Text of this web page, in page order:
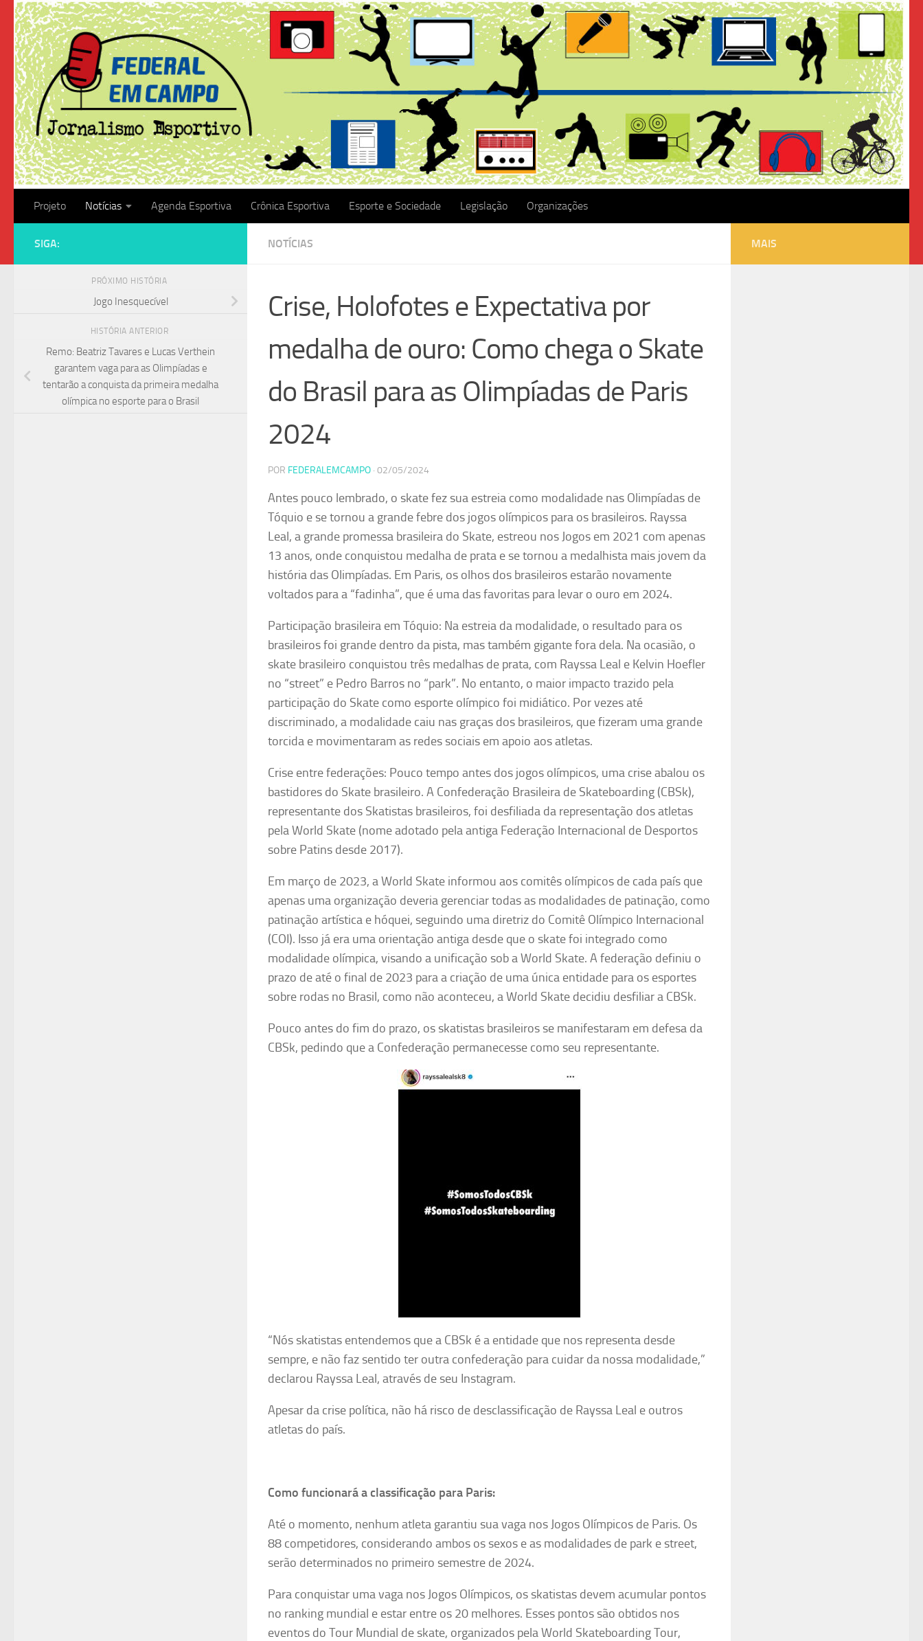
Skip to content
Projeto Notícias Agenda Esportiva Crônica Esportiva Esporte e Sociedade Legislação Organizações
NOTÍCIAS
Crise, Holofotes e Expectativa por
medalha de ouro: Como chega o Skate
do Brasil para as Olimpíadas de Paris
2024
POR FEDERALEMCAMPO · 02/05/2024
Antes pouco lembrado, o skate fez sua estreia como modalidade nas Olimpíadas de
Tóquio e se tornou a grande febre dos jogos olímpicos para os brasileiros. Rayssa
Leal, a grande promessa brasileira do Skate, estreou nos Jogos em 2021 com apenas
13 anos, onde conquistou medalha de prata e se tornou a medalhista mais jovem da
história das Olimpíadas. Em Paris, os olhos dos brasileiros estarão novamente
voltados para a “fadinha”, que é uma das favoritas para levar o ouro em 2024.
Participação brasileira em Tóquio: Na estreia da modalidade, o resultado para os
brasileiros foi grande dentro da pista, mas também gigante fora dela. Na ocasião, o
skate brasileiro conquistou três medalhas de prata, com Rayssa Leal e Kelvin Hoefler
no “street” e Pedro Barros no “park”. No entanto, o maior impacto trazido pela
participação do Skate como esporte olímpico foi midiático. Por vezes até
discriminado, a modalidade caiu nas graças dos brasileiros, que fizeram uma grande
torcida e movimentaram as redes sociais em apoio aos atletas.
Crise entre federações: Pouco tempo antes dos jogos olímpicos, uma crise abalou os
bastidores do Skate brasileiro. A Confederação Brasileira de Skateboarding (CBSk),
representante dos Skatistas brasileiros, foi desfiliada da representação dos atletas
pelaWorld Skate (nome adotado pela antiga Federação Internacional de Desportos
sobre Patins desde 2017).
Em março de 2023, a World Skate informou aos comitês olímpicos de cada país que
apenas uma organização deveria gerenciar todas as modalidades de patinação, como
patinação artística e hóquei, seguindo uma diretriz do Comitê Olímpico Internacional
(COI). Isso já era uma orientação antiga desde que o skate foi integrado como
modalidade olímpica, visando a unificação sob a World Skate. A federação definiu o
prazo de até o final de 2023 para a criação de uma única entidade para os esportes
sobre rodas no Brasil, como não aconteceu, a World Skate decidiu desfiliar a CBSk.
Pouco antes do fim do prazo, os skatistas brasileiros se manifestaram em defesa da
CBSk, pedindo que a Confederação permanecesse como seu representante.
“Nós skatistas entendemos que a CBSk é a entidade que nos representa desde
sempre, e não faz sentido ter outra confederação para cuidar da nossa modalidade,”
declarou Rayssa Leal, através de seu Instagram.
Apesar da crise política, não há risco de desclassificação de Rayssa Leal e outros
atletas do país.
Como funcionará a classificação para Paris:
Até o momento, nenhum atleta garantiu sua vaga nos Jogos Olímpicos de Paris. Os
88 competidores, considerando ambos os sexos e as modalidades de park e street,
serão determinados no primeiro semestre de 2024.
Para conquistar uma vaga nos Jogos Olímpicos, os skatistas devem acumular pontos
no ranking mundial e estar entre os 20 melhores. Esses pontos são obtidos nos
eventos do Tour Mundial de skate, organizados pela World Skateboarding Tour,
SIGA:
PRÓXIMO HISTÓRIA
Jogo Inesquecível
HISTÓRIA ANTERIOR
Remo: Beatriz Tavares e Lucas Verthein
garantem vaga para as Olimpíadas e
tentarão a conquista da primeira medalha
olímpica no esporte para o Brasil
MAIS